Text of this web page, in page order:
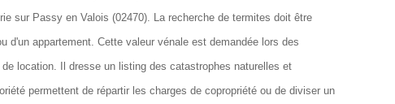
sur Passy en Valois (02470). La recherche de termites doit être
appartement. Cette valeur vénale est demandée lors des
location. Il dresse un listing des catastrophes naturelles et
permettent de répartir les charges de copropriété ou de diviser un